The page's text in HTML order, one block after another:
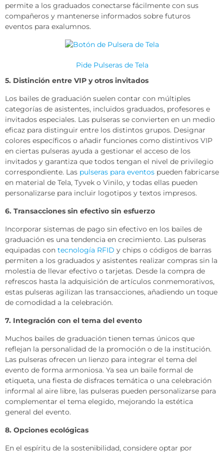
permite a los graduados conectarse fácilmente con sus
compañeros y mantenerse informados sobre futuros
eventos para exalumnos.
Pide Pulseras de Tela
5. Distinción entre VIP y otros invitados
Los bailes de graduación suelen contar con múltiples
categorías de asistentes, incluidos graduados, profesores e
invitados especiales. Las pulseras se convierten en un medio
eficaz para distinguir entre los distintos grupos. Designar
colores específicos o añadir funciones como distintivos VIP
en ciertas pulseras ayuda a gestionar el acceso de los
invitados y garantiza que todos tengan el nivel de privilegio
correspondiente. Las pulseras para eventos pueden fabricarse
en material de Tela, Tyvek o Vinilo, y todas ellas pueden
personalizarse para incluir logotipos y textos impresos.
6. Transacciones sin efectivo sin esfuerzo
Incorporar sistemas de pago sin efectivo en los bailes de
graduación es una tendencia en crecimiento. Las pulseras
equipadas con tecnología RFID y chips o códigos de barras
permiten a los graduados y asistentes realizar compras sin la
molestia de llevar efectivo o tarjetas. Desde la compra de
refrescos hasta la adquisición de artículos conmemorativos,
estas pulseras agilizan las transacciones, añadiendo un toque
de comodidad a la celebración.
7. Integración con el tema del evento
Muchos bailes de graduación tienen temas únicos que
reflejan la personalidad de la promoción o de la institución.
Las pulseras ofrecen un lienzo para integrar el tema del
evento de forma armoniosa. Ya sea un baile formal de
etiqueta, una fiesta de disfraces temática o una celebración
informal al aire libre, las pulseras pueden personalizarse para
complementar el tema elegido, mejorando la estética
general del evento.
8. Opciones ecológicas
En el espíritu de la sostenibilidad, considere optar por